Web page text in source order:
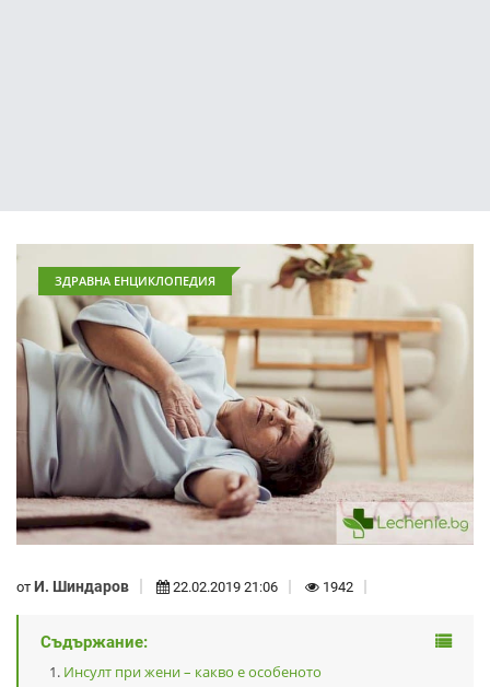
ЗДРАВНА ЕНЦИКЛОПЕДИЯ
от И. Шиндаров 22.02.2019 21:06 1942
Съдържание:
Инсулт при жени – какво е особеното